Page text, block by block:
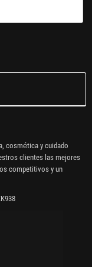
cosmética y cuidado
clientes las mejores
competitivos y un